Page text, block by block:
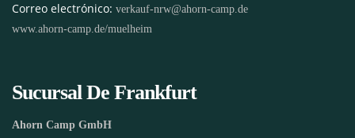
Correo electrónico: verkauf-nrw@ahorn-camp.de
www.ahorn-camp.de/muelheim
Sucursal De Frankfurt
Ahorn Camp GmbH